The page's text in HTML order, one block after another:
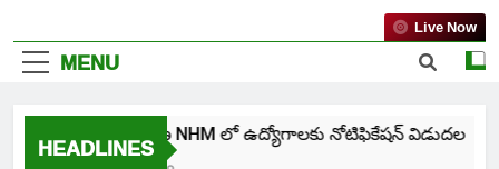
MENU
Live Now
HEADLINES
తెలంగాణ NHM లో ఉద్యోగాలకు నోటిఫికేషన్ విడుదల